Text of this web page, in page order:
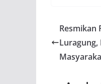
Resmikan
Luragung,